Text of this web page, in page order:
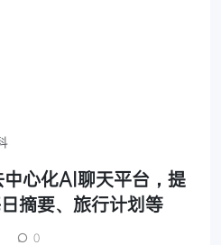
心化AI聊天平台，提
摘要、旅行计划等
0